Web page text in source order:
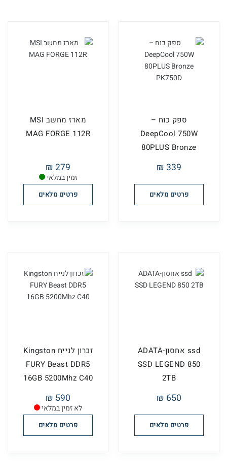
ספק כוח –
DeepCool 750W
80PLUS Bronze
PK750D
339 ₪
פרטים מלאים
זמין במלאי
מארז מחשב MSI
MAG FORGE 112R
279 ₪
פרטים מלאים
ssd אחסון-ADATA
SSD LEGEND 850
2TB
650 ₪
פרטים מלאים
לא זמין במלאי
זכרון לנייח Kingston
FURY Beast DDR5
16GB 5200Mhz C40
590 ₪
פרטים מלאים